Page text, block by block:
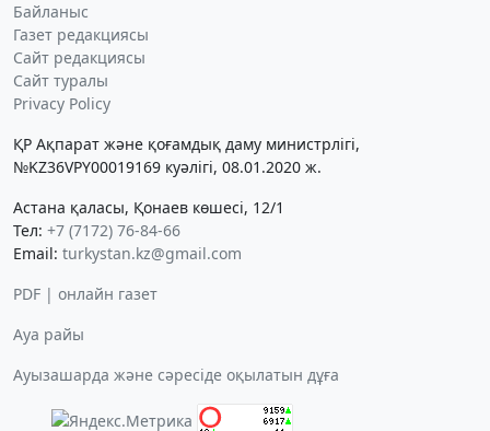
Байланыс
Газет редакциясы
Сайт редакциясы
Сайт туралы
Privacy Policy
ҚР Ақпарат және қоғамдық даму министрлігі,
№KZ36VPY00019169 куәлігі, 08.01.2020 ж.
Астана қаласы, Қонаев көшесі, 12/1
Тел: +7 (7172) 76-84-66
Email: turkystan.kz@gmail.com
PDF | онлайн газет
Ауа райы
Ауызашарда және сәресіде оқылатын дұға